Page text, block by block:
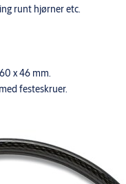
runt hjørner etc.
x 46 mm.
festeskruer.